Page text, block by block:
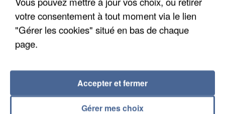
Une touriste de l’Oise emportée par une coulée de
boue en Haute-Savoie
Son corps a été retrouvé à cinq kilomètres de là.
votre consentement à tout moment via le lien
"Gérer les cookies" situé en bas de chaque
page.
Gérer mes choix
Accepter et fermer